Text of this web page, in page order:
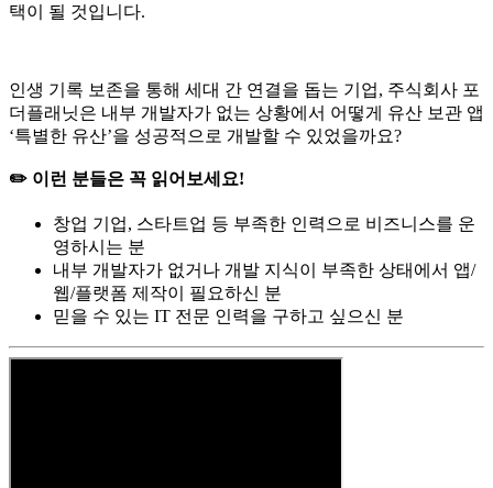
택이 될 것입니다.
인생 기록 보존을 통해 세대 간 연결을 돕는 기업, 주식회사 포
더플래닛은 내부 개발자가 없는 상황에서 어떻게 유산 보관 앱
‘특별한 유산’을 성공적으로 개발할 수 있었을까요?
✏️ 이런 분들은 꼭 읽어보세요!
창업 기업, 스타트업 등 부족한 인력으로 비즈니스를 운
영하시는 분
내부 개발자가 없거나 개발 지식이 부족한 상태에서 앱/
웹/플랫폼 제작이 필요하신 분
믿을 수 있는 IT 전문 인력을 구하고 싶으신 분